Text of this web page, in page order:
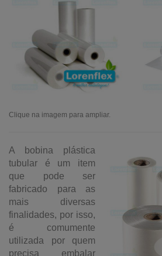
Clique na imagem para ampliar.
A bobina plástica
tubular é um item
que pode ser
fabricado para as
mais diversas
finalidades, por isso,
é comumente
utilizada por quem
precisa embalar